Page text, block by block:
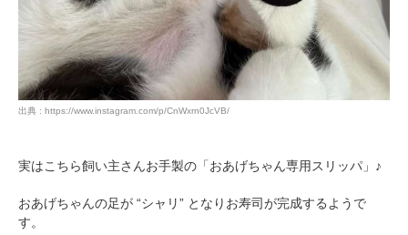
出典 : https://www.instagram.com/p/CnWxrn0JcVB/
実はこちら飼い主さんお手製の「おあげちゃん専用スリッパ」♪
おあげちゃんの足が “シャリ” となりお寿司が完成するようで
す。
アプリをダウンロードする